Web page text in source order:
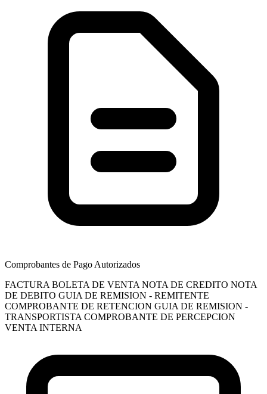
Comprobantes de Pago Autorizados
FACTURA BOLETA DE VENTA NOTA DE CREDITO NOTA
DE DEBITO GUIA DE REMISION - REMITENTE
COMPROBANTE DE RETENCION GUIA DE REMISION -
TRANSPORTISTA COMPROBANTE DE PERCEPCION
VENTA INTERNA